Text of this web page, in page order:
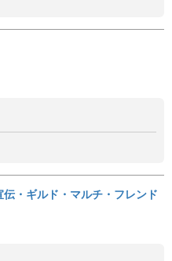
・ギルド・マルチ・フレンド